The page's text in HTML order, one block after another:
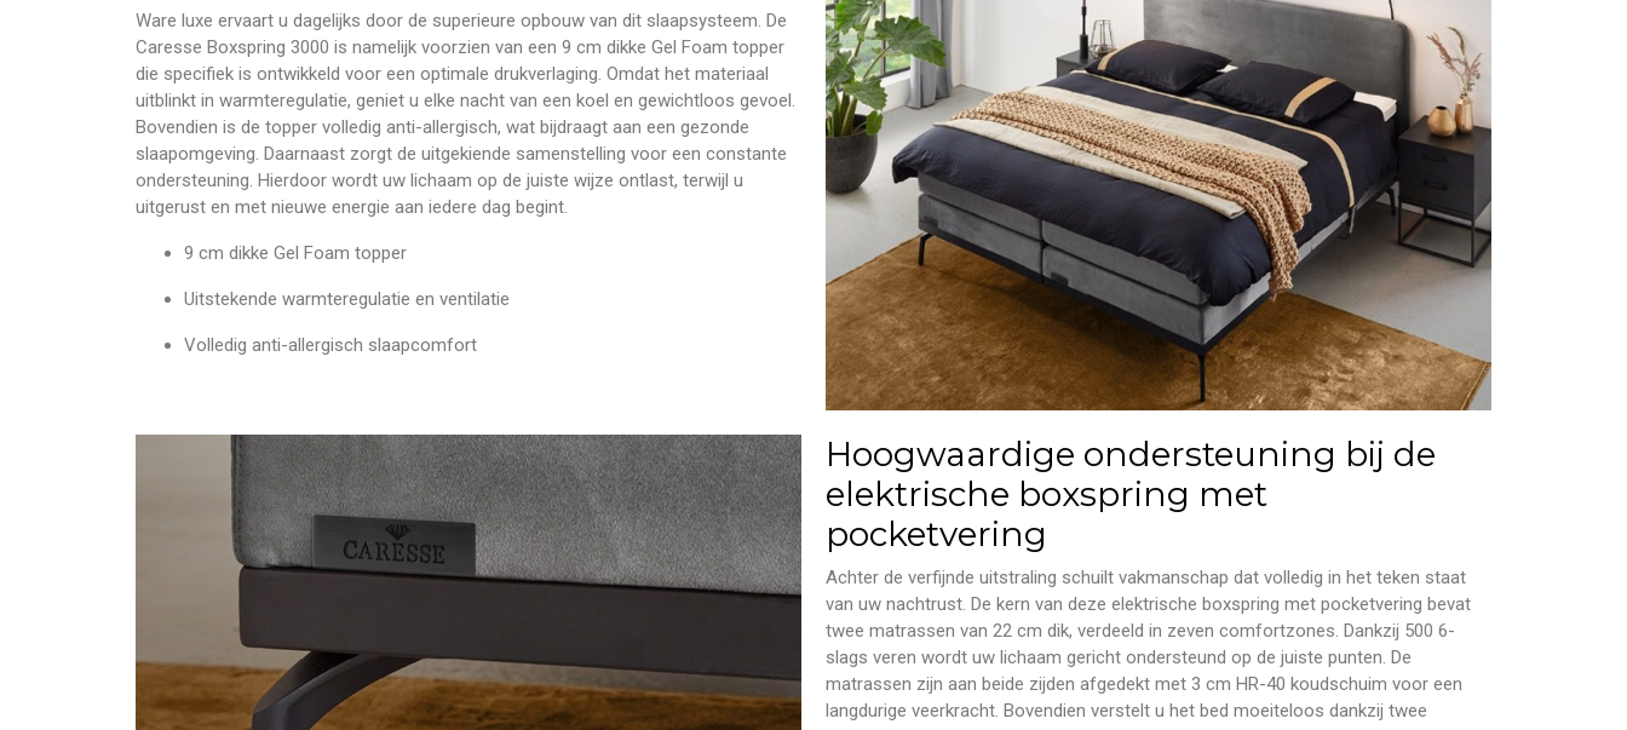
Ware luxe ervaart u dagelijks door de superieure opbouw van dit slaapsysteem. De
Caresse Boxspring 3000 is namelijk voorzien van een 9 cm dikke Gel Foam topper
die specifiek is ontwikkeld voor een optimale drukverlaging. Omdat het materiaal
uitblinkt in warmteregulatie, geniet u elke nacht van een koel en gewichtloos gevoel.
Bovendien is de topper volledig anti-allergisch, wat bijdraagt aan een gezonde
slaapomgeving. Daarnaast zorgt de uitgekiende samenstelling voor een constante
ondersteuning. Hierdoor wordt uw lichaam op de juiste wijze ontlast, terwijl u
uitgerust en met nieuwe energie aan iedere dag begint.
9 cm dikke Gel Foam topper
Uitstekende warmteregulatie en ventilatie
Volledig anti-allergisch slaapcomfort
Hoogwaardige ondersteuning bij de
elektrische boxspring met
pocketvering
Achter de verfijnde uitstraling schuilt vakmanschap dat volledig in het teken staat
van uw nachtrust. De kern van deze elektrische boxspring met pocketvering bevat
twee matrassen van 22 cm dik, verdeeld in zeven comfortzones. Dankzij 500 6-
slags veren wordt uw lichaam gericht ondersteund op de juiste punten. De
matrassen zijn aan beide zijden afgedekt met 3 cm HR-40 koudschuim voor een
langdurige veerkracht. Bovendien verstelt u het bed moeiteloos dankzij twee